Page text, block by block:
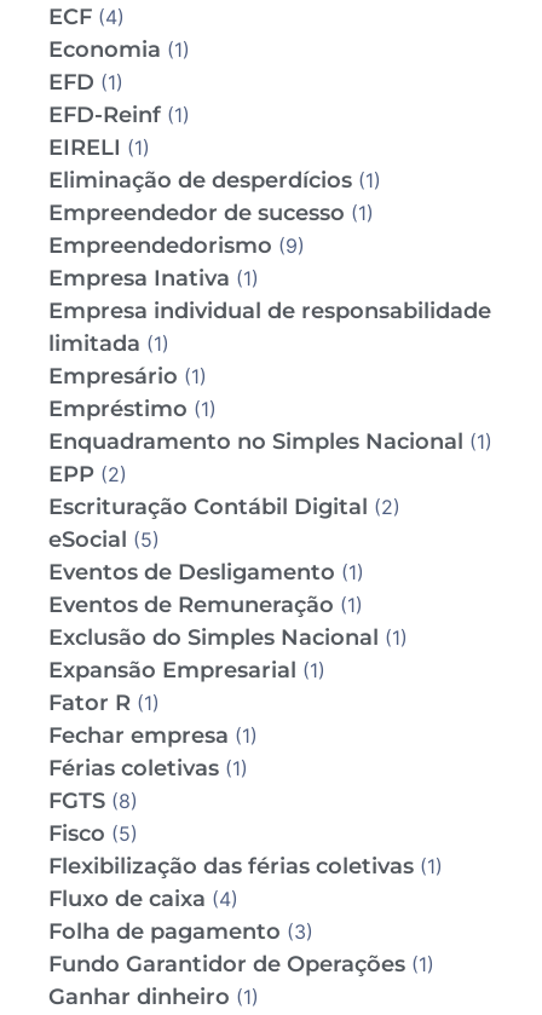
ECF (4)
Economia (1)
EFD (1)
EFD-Reinf (1)
EIRELI (1)
Eliminação de desperdícios (1)
Empreendedor de sucesso (1)
Empreendedorismo (9)
Empresa Inativa (1)
Empresa individual de responsabilidade
limitada (1)
Empresário (1)
Empréstimo (1)
Enquadramento no Simples Nacional (1)
EPP (2)
Escrituração Contábil Digital (2)
eSocial (5)
Eventos de Desligamento (1)
Eventos de Remuneração (1)
Exclusão do Simples Nacional (1)
Expansão Empresarial (1)
Fator R (1)
Fechar empresa (1)
Férias coletivas (1)
FGTS (8)
Fisco (5)
Flexibilização das férias coletivas (1)
Fluxo de caixa (4)
Folha de pagamento (3)
Fundo Garantidor de Operações (1)
Ganhar dinheiro (1)